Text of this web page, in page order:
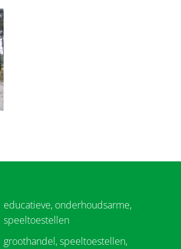
educatieve, onderhoudsarme,
speeltoestellen
groothandel, speeltoestellen,